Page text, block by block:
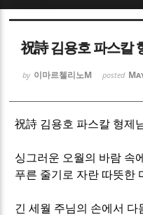
祝詩 김용호 파스칼
by 이마르첼리노M posted
祝詩 김용호 파스칼 형제
싱그러운 오월의 바람 속
푸른 줄기로 자란 따뜻한
긴 세월 주님의 손에서 다
Sketchbook5,
Sketchbook5,